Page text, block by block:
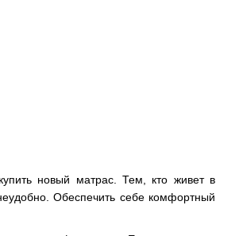
новый матрас. Тем, кто живет в
Обеспечить себе комфортный